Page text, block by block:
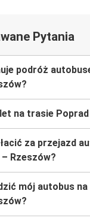
Pytania
podróż
na trasie
za przejazd
Rzeszów?
mój autobus